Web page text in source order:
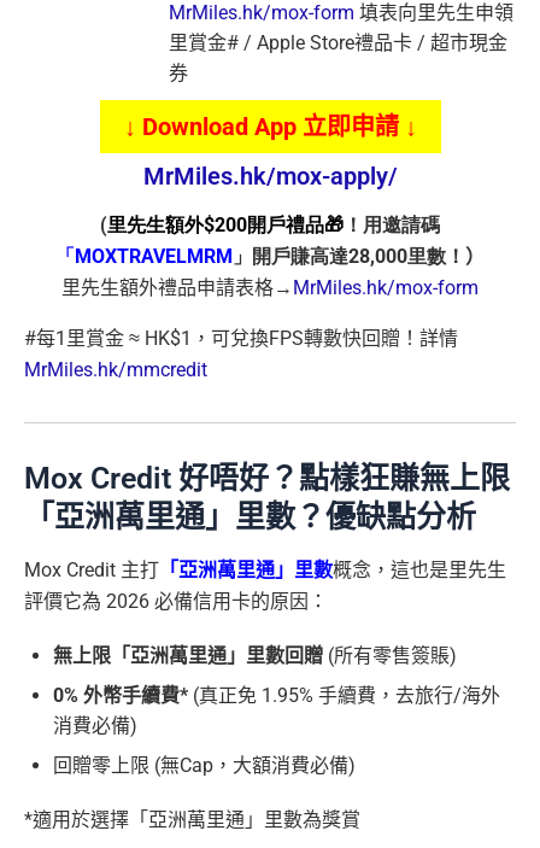
MrMiles.hk/mox-form 填表向里先生申領
里賞金# / Apple Store禮品卡 / 超市現金
券
↓ Download App 立即申請 ↓
MrMiles.hk/mox-apply/
(里先生額外$200開戶禮品🎁 ！用邀請碼
「MOXTRAVELMRM 」開戶賺高達28,000里數！ ）
里先生額外禮品申請表格→ MrMiles.hk/mox-form
#每1里賞金 ≈ HK$1，可兌換FPS轉數快回贈！詳情
MrMiles.hk/mmcredit
Mox Credit 好唔好？點樣狂賺無上限
「亞洲萬里通」里數？優缺點分析
Mox Credit 主打 「亞洲萬里通」里數概念，這也是里先生
評價它為 2026 必備信用卡的原因：
無上限「亞洲萬里通」里數回贈 (所有零售簽賬)
0% 外幣手續費* (真正免 1.95% 手續費，去旅行/海外
消費必備)
回贈零上限 (無Cap，大額消費必備)
*適用於選擇「亞洲萬里通」里數為獎賞